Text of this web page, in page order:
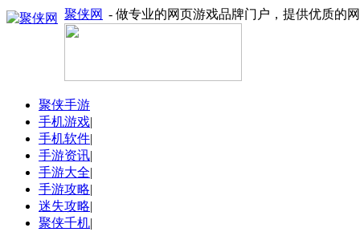
聚侠网 - 做专业的网页游戏品牌门户，提供优质的
聚侠手游
手机游戏|
手机软件|
手游资讯|
手游大全|
手游攻略|
迷失攻略|
聚侠千机|